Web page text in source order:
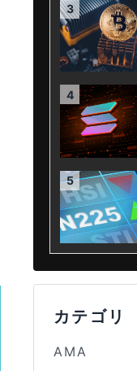
3
4
5
カテゴリ
AMA